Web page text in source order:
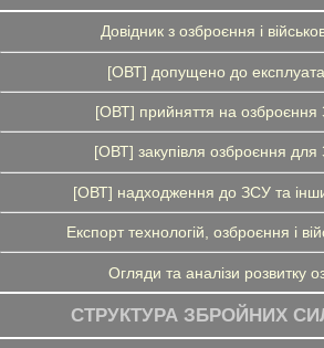
Довідник з озброєння і
[ОВТ] допущено до
[ОВТ] прийняття на озброєння
[ОВТ] закупівля озброєння для
[ОВТ] надходження до ЗСУ та
Експорт технологій, озброєння і
Огляди та аналізи розвитку
СТРУКТУРА ЗБРОЙНИХ